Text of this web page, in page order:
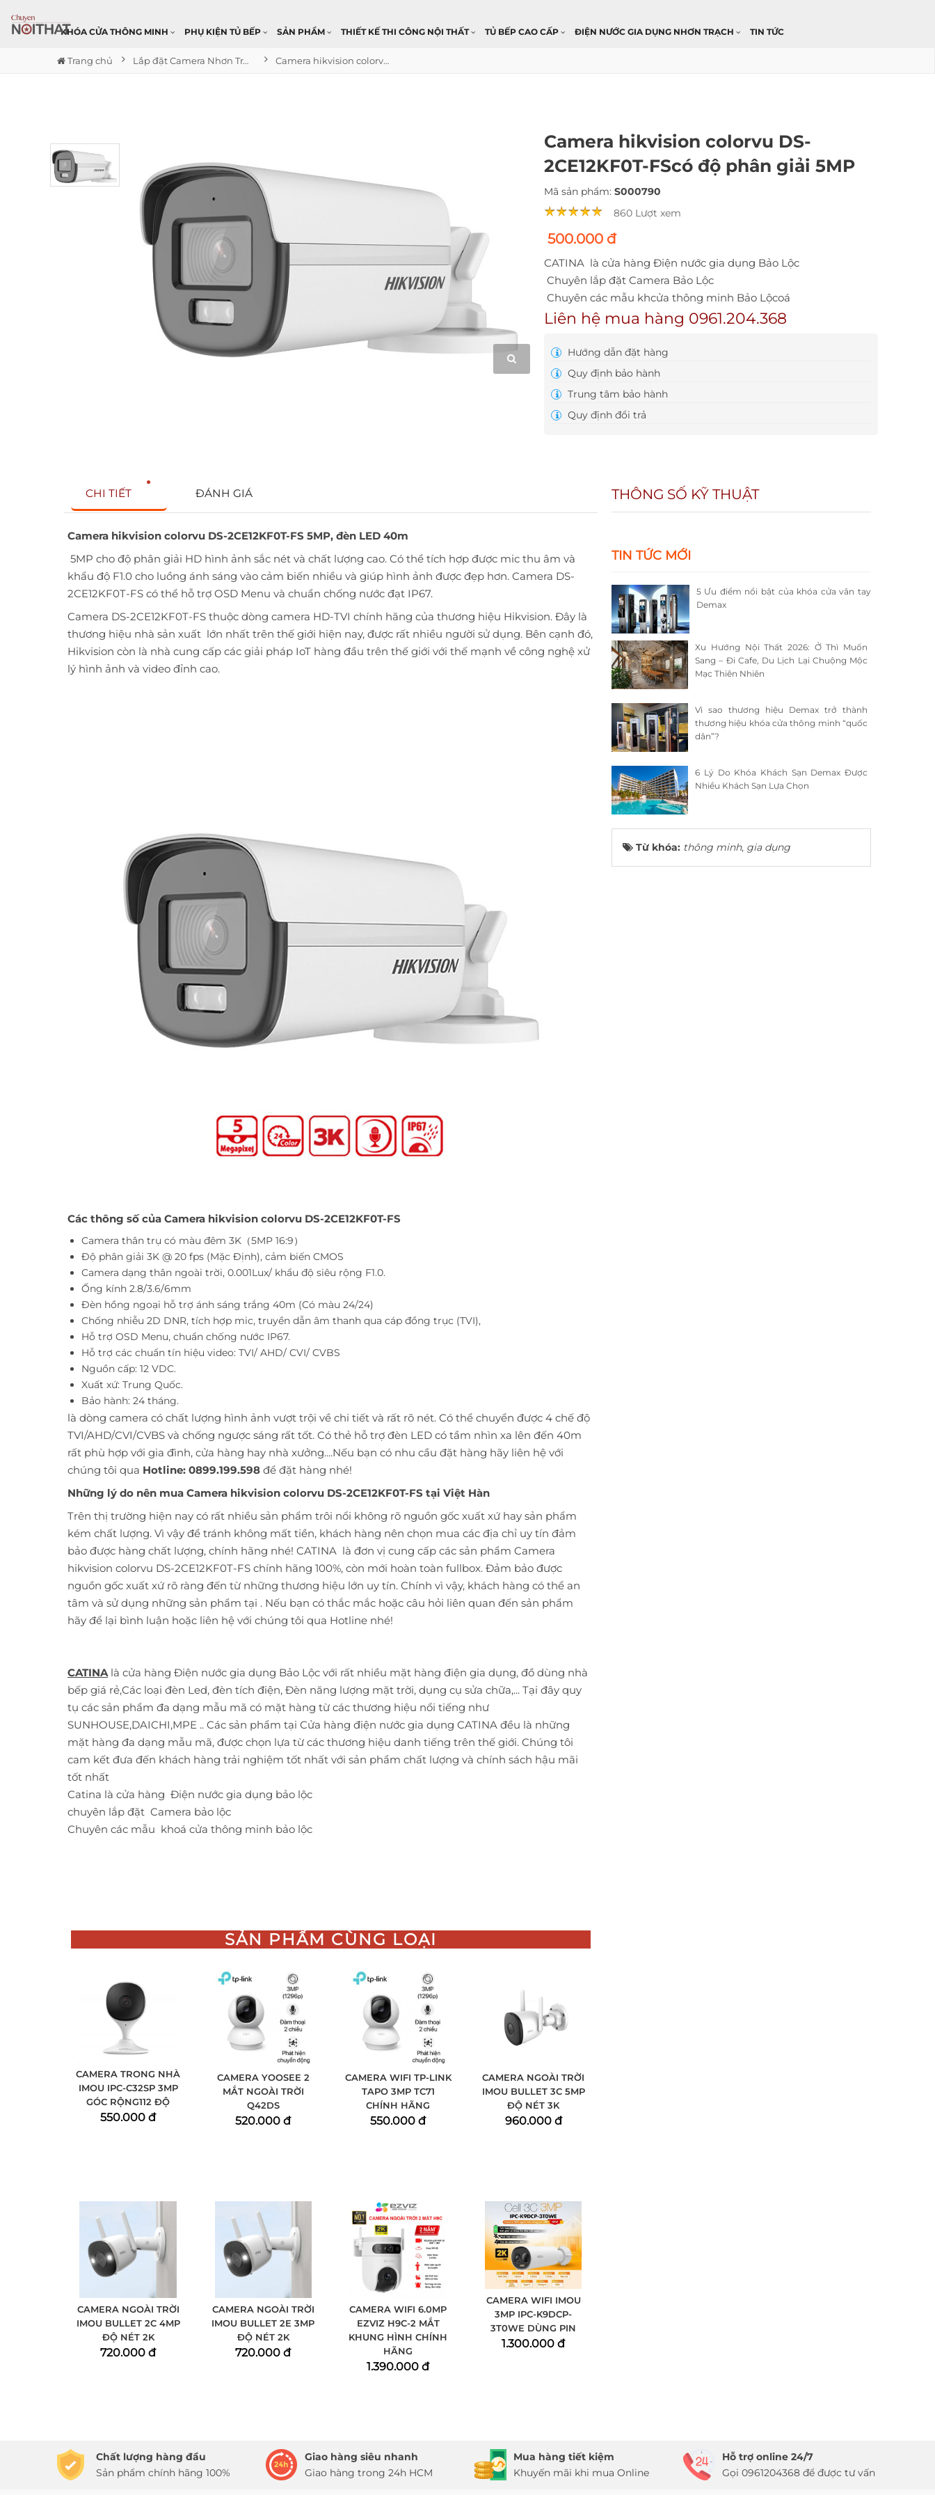
KHÓA CỬA THÔNG MINH PHỤ KIỆN TỦ BẾP SẢN PHẨM THIẾT KẾ THI CÔNG NỘI THẤT TỦ BẾP CAO CẤP ĐIỆN NƯỚC GIA DỤNG NHƠN TRẠCH TIN TỨC
Trang chủ Lắp đặt Camera Nhơn Trạch Đồng Nai Camera hikvision colorvu DS-2CE12KF0T-FScó độ phân giải 5MP
Camera hikvision colorvu DS-
2CE12KF0T-FScó độ phân giải 5MP
Mã sản phẩm: S000790
860 Lượt xem
500.000 đ
CATINA là cửa hàng Điện nước gia dụng Bảo Lộc
Chuyên lắp đặt Camera Bảo Lộc
Chuyên các mẫu khcửa thông minh Bảo Lộcoá
Liên hệ mua hàng 0961.204.368
Hướng dẫn đặt hàng
Quy định bảo hành
Trung tâm bảo hành
Quy định đổi trả
CHI TIẾT ĐÁNH GIÁ
Camera hikvision colorvu DS-2CE12KF0T-FS 5MP, đèn LED 40m
5MP cho độ phân giải HD hình ảnh sắc nét và chất lượng cao. Có thể tích hợp được mic thu âm và
khẩu độ F1.0 cho luồng ánh sáng vào cảm biến nhiều và giúp hình ảnh được đẹp hơn. Camera DS-
2CE12KF0T-FS có thể hỗ trợ OSD Menu và chuẩn chống nước đạt IP67.
Camera DS-2CE12KF0T-FS thuộc dòng camera HD-TVI chính hãng của thương hiệu Hikvision. Đây là
thương hiệu nhà sản xuất lớn nhất trên thế giới hiện nay, được rất nhiều người sử dụng. Bên cạnh đó,
Hikvision còn là nhà cung cấp các giải pháp IoT hàng đầu trên thế giới với thế mạnh về công nghệ xử
lý hình ảnh và video đỉnh cao.
Các thông số của Camera hikvision colorvu DS-2CE12KF0T-FS
Camera thân trụ có màu đêm 3K（5MP 16:9）
Độ phân giải 3K @ 20 fps (Mặc Định), cảm biến CMOS
Camera dạng thân ngoài trời, 0.001Lux/ khẩu độ siêu rộng F1.0.
Ống kính 2.8/3.6/6mm
Đèn hồng ngoại hỗ trợ ánh sáng trắng 40m (Có màu 24/24)
Chống nhiễu 2D DNR, tích hợp mic, truyền dẫn âm thanh qua cáp đồng trục (TVI),
Hỗ trợ OSD Menu, chuẩn chống nước IP67.
Hỗ trợ các chuẩn tín hiệu video: TVI/ AHD/ CVI/ CVBS
Nguồn cấp: 12 VDC.
Xuất xứ: Trung Quốc.
Bảo hành: 24 tháng.
là dòng camera có chất lượng hình ảnh vượt trội về chi tiết và rất rõ nét. Có thể chuyển được 4 chế độ
TVI/AHD/CVI/CVBS và chống ngược sáng rất tốt. Có thẻ hỗ trợ đèn LED có tầm nhìn xa lên đến 40m
rất phù hợp với gia đình, cửa hàng hay nhà xưởng....Nếu bạn có nhu cầu đặt hàng hãy liên hệ với
chúng tôi qua Hotline: 0899.199.598 để đặt hàng nhé!
Những lý do nên mua Camera hikvision colorvu DS-2CE12KF0T-FS tại Việt Hàn
Trên thị trường hiện nay có rất nhiều sản phẩm trôi nổi không rõ nguồn gốc xuất xứ hay sản phẩm
kém chất lượng. Vì vậy để tránh không mất tiền, khách hàng nên chọn mua các địa chỉ uy tín đảm
bảo được hàng chất lượng, chính hãng nhé! CATINA là đơn vị cung cấp các sản phẩm Camera
hikvision colorvu DS-2CE12KF0T-FS chính hãng 100%, còn mới hoàn toàn fullbox. Đảm bảo được
nguồn gốc xuất xứ rõ ràng đến từ những thương hiệu lớn uy tín. Chính vì vậy, khách hàng có thể an
tâm và sử dụng những sản phẩm tại . Nếu bạn có thắc mắc hoặc câu hỏi liên quan đến sản phẩm
hãy để lại bình luận hoặc liên hệ với chúng tôi qua Hotline nhé!
CATINA là cửa hàng Điện nước gia dụng Bảo Lộc với rất nhiều mặt hàng điện gia dụng, đồ dùng nhà
bếp giá rẻ,Các loại đèn Led, đèn tích điện, Đèn năng lượng mặt trời, dụng cụ sửa chữa,... Tại đây quy
tụ các sản phẩm đa dạng mẫu mã có mặt hàng từ các thương hiệu nổi tiếng như
SUNHOUSE,DAICHI,MPE .. Các sản phẩm tại Cửa hàng điện nước gia dụng CATINA đều là những
mặt hàng đa dạng mẫu mã, được chọn lựa từ các thương hiệu danh tiếng trên thế giới. Chúng tôi
cam kết đưa đến khách hàng trải nghiệm tốt nhất với sản phẩm chất lượng và chính sách hậu mãi
tốt nhất
Catina là cửa hàng Điện nước gia dụng bảo lộc
chuyên lắp đặt Camera bảo lộc
Chuyên các mẫu khoá cửa thông minh bảo lộc
SẢN PHẨM CÙNG LOẠI
CAMERA TRONG NHÀ
IMOU IPC-C32SP 3MP
GÓC RỘNG112 ĐỘ
550.000 đ
CAMERA YOOSEE 2
MẮT NGOÀI TRỜI
Q42DS
520.000 đ
CAMERA WIFI TP-LINK
TAPO 3MP TC71
CHÍNH HÃNG
550.000 đ
CAMERA NGOÀI TRỜI
IMOU BULLET 3C 5MP
ĐỘ NÉT 3K
960.000 đ
CAMERA NGOÀI TRỜI
IMOU BULLET 2C 4MP
ĐỘ NÉT 2K
720.000 đ
CAMERA NGOÀI TRỜI
IMOU BULLET 2E 3MP
ĐỘ NÉT 2K
720.000 đ
CAMERA WIFI 6.0MP
EZVIZ H9C-2 MẮT
KHUNG HÌNH CHÍNH
HÃNG
1.390.000 đ
CAMERA WIFI IMOU
3MP IPC-K9DCP-
3T0WE DÙNG PIN
1.300.000 đ
THÔNG SỐ KỸ THUẬT
TIN TỨC MỚI
5 Ưu điểm nổi bật của khóa cửa vân tay
Demax
Xu Hướng Nội Thất 2026: Ở Thì Muốn
Sang – Đi Cafe, Du Lịch Lại Chuộng Mộc
Mạc Thiên Nhiên
Vì sao thương hiệu Demax trở thành
thương hiệu khóa cửa thông minh “quốc
dân”?
6 Lý Do Khóa Khách Sạn Demax Được
Nhiều Khách Sạn Lựa Chọn
Từ khóa: thông minh, gia dụng
Chất lượng hàng đầu
Sản phẩm chính hãng 100%
Giao hàng siêu nhanh
Giao hàng trong 24h HCM
Mua hàng tiết kiệm
Khuyến mãi khi mua Online
Hỗ trợ online 24/7
Gọi 0961204368 để được tư vấn